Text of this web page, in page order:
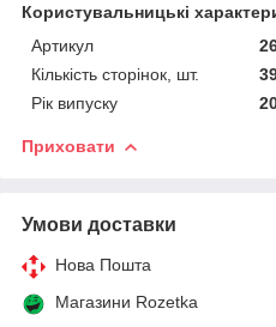
Користувальницькі
Артикул
Кількість сторінок, шт.
Рік випуску
Приховати
Умови доставки
Нова Пошта
Магазини Rozetka